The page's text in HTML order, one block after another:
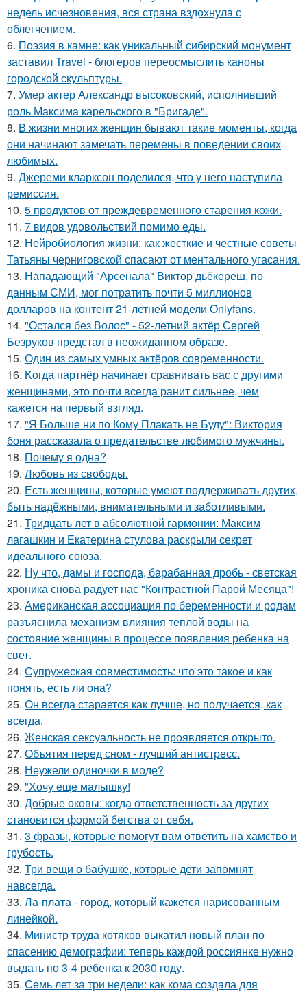
недель исчезновения, вся страна вздохнула с
облегчением.
6. Поэзия в камне: как уникальный сибирский монумент
заставил Travel - блогеров переосмыслить каноны
городской скульптуры.
7. Умер актер Александр высоковский, исполнивший
роль Максима карельского в "Бригаде".
8. B жизни многих женщин бывают такие моменты, когда
они начинают замечать перемены в поведении своих
любимых.
9. Джереми кларксон поделился, что у него наступила
ремиссия.
10. 5 продуктов от преждевременного старения кожи.
11. 7 видов удовольствий помимо еды.
12. Нейробиология жизни: как жесткие и честные советы
Татьяны черниговской спасают от ментального угасания.
13. Нападающий "Арсенала" Виктор дьёкереш, по
данным СМИ, мог потратить почти 5 миллионов
долларов на контент 21-летней модели Onlyfans.
14. "Остался без Волос" - 52-летний актёр Сергей
Безруков предстал в неожиданном образе.
15. Один из самых умных актёров современности.
16. Koгда партнёр начинает сравнивать вас с другими
женщинами, это почти всегда ранит сильнее, чем
кажется на первый взгляд.
17. "Я Больше ни по Кому Плакать не Буду": Виктория
боня рассказала о предательстве любимого мужчины.
18. Почему я одна?
19. Любовь из свободы.
20. Есть женщины, которые умеют поддерживать других,
быть надёжными, внимательными и заботливыми.
21. Тридцать лет в абсолютной гармонии: Максим
лагашкин и Екатерина стулова раскрыли секрет
идеального союза.
22. Ну что, дамы и господа, барабанная дробь - светская
хроника снова радует нас "Контрастной Парой Месяца"!
23. Американская ассоциация по беременности и родам
разъяснила механизм влияния теплой воды на
состояние женщины в процессе появления ребенка на
свет.
24. Супружеская совместимость: что это такое и как
понять, есть ли она?
25. Он всегда старается как лучше, но получается, как
всегда.
26. Женская сексуальность не проявляется открыто.
27. Объятия перед сном - лучший антистресс.
28. Неужели одиночки в моде?
29. "Хочу еще малышку!
30. Добрые оковы: когда ответственность за других
становится формой бегства от себя.
31. 3 фразы, которые помогут вам ответить на хамство и
грубость.
32. Три вещи о бабушке, которые дети запомнят
навсегда.
33. Ла-плата - город, который кажется нарисованным
линейкой.
34. Министр труда котяков выкатил новый план по
спасению демографии: теперь каждой россиянке нужно
выдать по 3-4 ребенка к 2030 году.
35. Семь лет за три недели: как кома создала для